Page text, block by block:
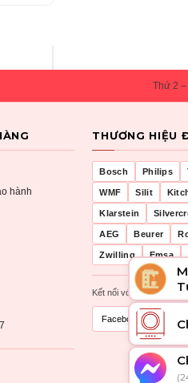
Thứ 2
hành
THƯƠNG HIỆU
Bosch Philips
WMF Silit
Klarstein
AEG Beurer
Zwilling Emsa
Kết nối với chúng tôi
Facebook